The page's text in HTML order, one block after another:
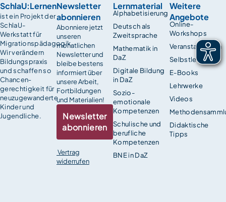
SchlaU:Lernen
ist ein Projekt der
SchlaU-
Werkstatt für
Migrationspädagogik.
Wir verändern
Bildungspraxis
und schaffen so
Chancen­
gerechtigkeit für
neuzugewanderte
Kinder und
Jugendliche.
Lernmaterial
Alphabetisierung
Deutsch als
Zweitsprache
Mathematik in
DaZ
Digitale Bildung
in DaZ
Sozio-
emotionale
Kompetenzen
Schulische und
berufliche
Kompetenzen
BNE in DaZ
Weitere
Angebote
Online-
Workshops
Veranstaltungen
Selbstlernkurse
E-Books
Lehrwerke
Videos
Didaktische
Tipps
Newsletter
abonnieren
Abonniere jetzt
unseren
monatlichen
Newsletter und
bleibe bestens
informiert über
unsere Arbeit,
Fortbildungen
und Materialien!
Newsletter
abonnieren
Vertrag
widerrufen